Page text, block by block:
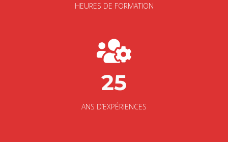
HEURES DE FORMATION
25
ANS D’EXPÉRIENCES